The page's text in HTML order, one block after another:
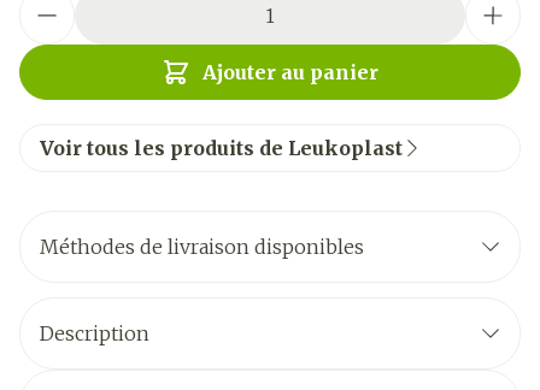
Ajouter au panier
Voir tous les produits de Leukoplast
Méthodes de livraison disponibles
Description